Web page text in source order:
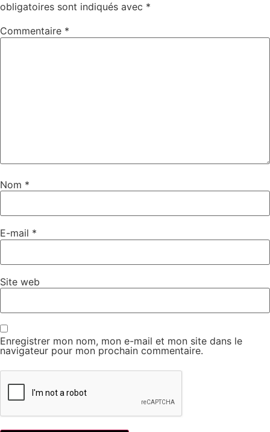
obligatoires sont indiqués avec *
Commentaire *
Nom *
E-mail *
Site web
Enregistrer mon nom, mon e-mail et mon site dans le
navigateur pour mon prochain commentaire.